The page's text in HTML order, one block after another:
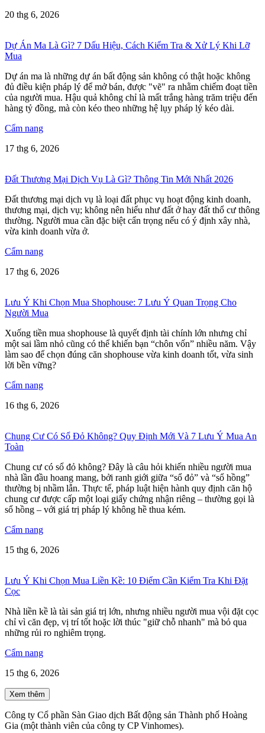
20 thg 6, 2026
Dự Án Ma Là Gì? 7 Dấu Hiệu, Cách Kiểm Tra & Xử Lý Khi Lỡ
Mua
Dự án ma là những dự án bất động sản không có thật hoặc không
đủ điều kiện pháp lý để mở bán, được "vẽ" ra nhằm chiếm đoạt tiền
của người mua. Hậu quả không chỉ là mất trắng hàng trăm triệu đến
hàng tỷ đồng, mà còn kéo theo những hệ lụy pháp lý kéo dài.
Cẩm nang
17 thg 6, 2026
Đất Thương Mại Dịch Vụ Là Gì? Thông Tin Mới Nhất 2026
Đất thương mại dịch vụ là loại đất phục vụ hoạt động kinh doanh,
thương mại, dịch vụ; không nên hiểu như đất ở hay đất thổ cư thông
thường. Người mua cần đặc biệt cẩn trọng nếu có ý định xây nhà,
vừa kinh doanh vừa ở.
Cẩm nang
17 thg 6, 2026
Lưu Ý Khi Chọn Mua Shophouse: 7 Lưu Ý Quan Trọng Cho
Người Mua
Xuống tiền mua shophouse là quyết định tài chính lớn nhưng chỉ
một sai lầm nhỏ cũng có thể khiến bạn “chôn vốn” nhiều năm. Vậy
làm sao để chọn đúng căn shophouse vừa kinh doanh tốt, vừa sinh
lời bền vững?
Cẩm nang
16 thg 6, 2026
Chung Cư Có Sổ Đỏ Không? Quy Định Mới Và 7 Lưu Ý Mua An
Toàn
Chung cư có sổ đỏ không? Đây là câu hỏi khiến nhiều người mua
nhà lần đầu hoang mang, bởi ranh giới giữa “sổ đỏ” và “sổ hồng”
thường bị nhầm lẫn. Thực tế, pháp luật hiện hành quy định căn hộ
chung cư được cấp một loại giấy chứng nhận riêng – thường gọi là
sổ hồng – với giá trị pháp lý không hề thua kém.
Cẩm nang
15 thg 6, 2026
Lưu Ý Khi Chọn Mua Liền Kề: 10 Điểm Cần Kiểm Tra Khi Đặt
Cọc
Nhà liền kề là tài sản giá trị lớn, nhưng nhiều người mua vội đặt cọc
chỉ vì căn đẹp, vị trí tốt hoặc lời thúc "giữ chỗ nhanh" mà bỏ qua
những rủi ro nghiêm trọng.
Cẩm nang
15 thg 6, 2026
Xem thêm
Công ty Cổ phần Sàn Giao dịch Bất động sản Thành phố Hoàng
Gia (một thành viên của công ty CP Vinhomes).